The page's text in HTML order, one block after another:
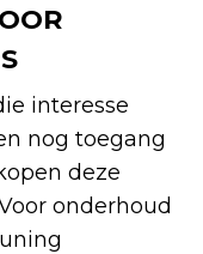
interesse
nog toegang
deze
onderhoud